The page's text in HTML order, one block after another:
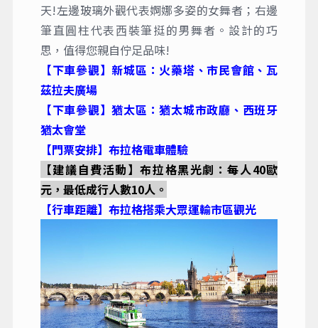
天!左邊玻璃外觀代表婀娜多姿的女舞者；右邊
筆直圓柱代表⻄裝筆挺的男舞者。設計的巧
思，值得您親⾃佇⾜品味!
【下車參觀】新城區：火藥塔、市民會館、瓦
茲拉夫廣場
【下車參觀】猶太區：猶太城市政廳、西班牙
猶太會堂
【門票安排】布拉格電車體驗
【建議自費活動】布拉格黑光劇：每人40歐
元，最低成行人數10人。
【行車距離】布拉格搭乘大眾運輸市區觀光